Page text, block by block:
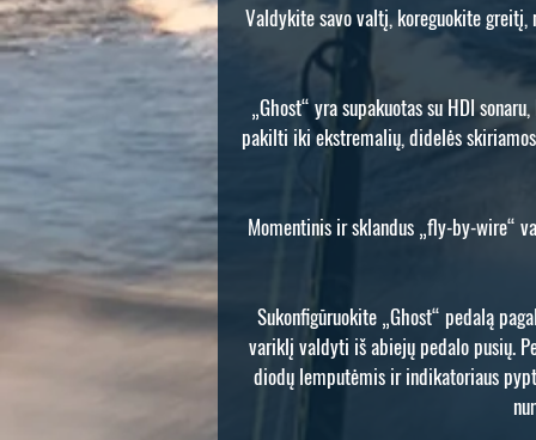
Valdykite savo valtį, koreguokite
„Ghost“ yra supakuotas su HDI
pakilti iki ekstremalių, didelės
Momentinis ir sklandus „fly-by-wire“
Sukonfigūruokite „Ghost“ pedalą
variklį valdyti iš abiejų pedalo pusių.
diodų lemputėmis ir indikatoriaus